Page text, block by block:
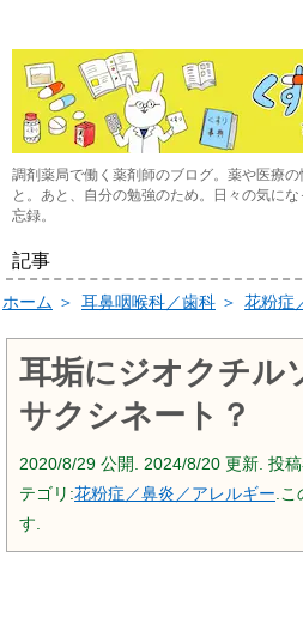
調剤薬局で働く薬剤師のブログ。薬や医療
と。あと、自分の勉強のため。日々の気に
忘録。
記事
ホーム ＞ 耳鼻咽喉科／歯科 ＞ 花粉症
耳垢にジオクチル
サクシネート？
2020/8/29 公開. 2024/8/20 更新. 投
テゴリ:花粉症／鼻炎／アレルギー .
す.